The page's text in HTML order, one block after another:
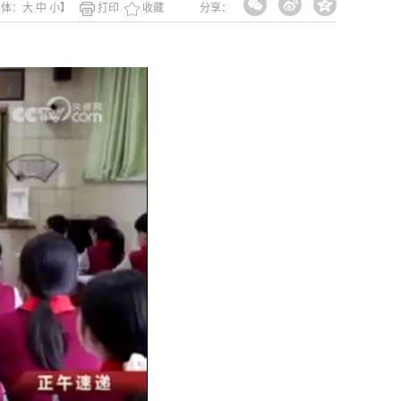
分享：
： 大 中 小】 打印 收藏